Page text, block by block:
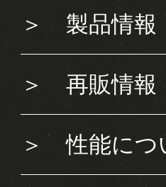
＞ 製品情報
＞再販情報
＞性能につ